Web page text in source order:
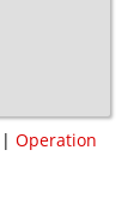
| Operation